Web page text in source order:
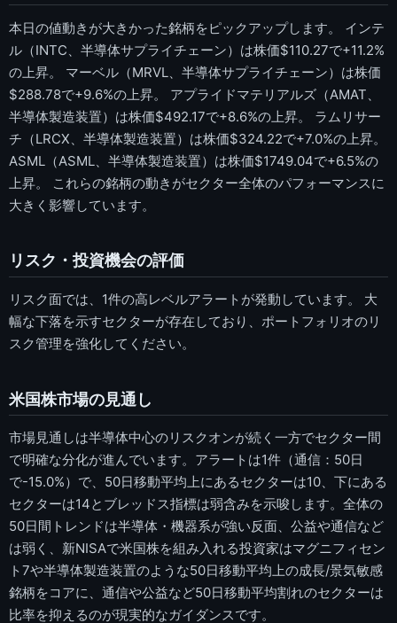
本日の値動きが大きかった銘柄をピックアップします。 インテ
ル（INTC、半導体サプライチェーン）は株価$110.27で+11.2%
の上昇。 マーベル（MRVL、半導体サプライチェーン）は株価
$288.78で+9.6%の上昇。 アプライドマテリアルズ（AMAT、
半導体製造装置）は株価$492.17で+8.6%の上昇。 ラムリサー
チ（LRCX、半導体製造装置）は株価$324.22で+7.0%の上昇。
ASML（ASML、半導体製造装置）は株価$1749.04で+6.5%の
上昇。 これらの銘柄の動きがセクター全体のパフォーマンスに
大きく影響しています。
リスク・投資機会の評価
リスク面では、1件の高レベルアラートが発動しています。 大
幅な下落を示すセクターが存在しており、ポートフォリオのリ
スク管理を強化してください。
米国株市場の見通し
市場見通しは半導体中心のリスクオンが続く一方でセクター間
で明確な分化が進んでいます。アラートは1件（通信：50日
で-15.0%）で、50日移動平均上にあるセクターは10、下にある
セクターは14とブレッドス指標は弱含みを示唆します。全体の
50日間トレンドは半導体・機器系が強い反面、公益や通信など
は弱く、新NISAで米国株を組み入れる投資家はマグニフィセン
ト7や半導体製造装置のような50日移動平均上の成長/景気敏感
銘柄をコアに、通信や公益など50日移動平均割れのセクターは
比率を抑えるのが現実的なガイダンスです。